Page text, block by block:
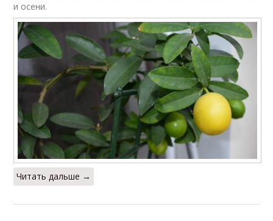
и осени.
Читать дальше →